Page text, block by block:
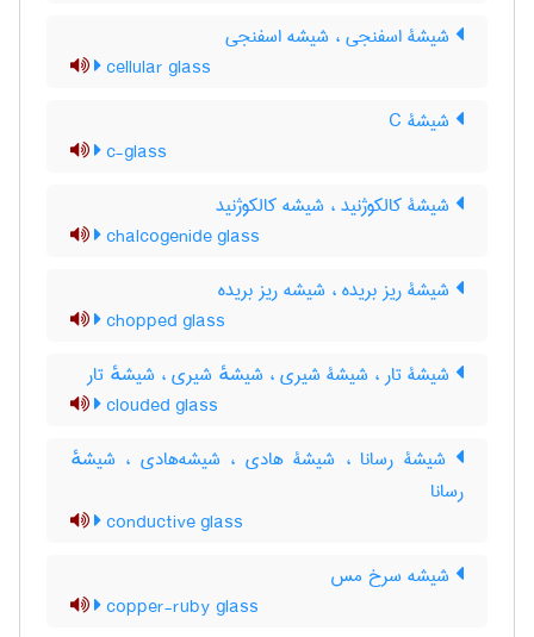
شیشۀ اسفنجی ، شیشه اسفنجی
cellular glass
شیشۀ C
c-glass
شیشۀ کالکوژنید ، شیشه کالکوژنید
chalcogenide glass
شیشۀ ریز بریده ، شیشه ریز بریده
chopped glass
شیشۀ تار ، شیشۀ شیری ، شیشهٔ شیری ، شیشهٔ تار
clouded glass
شیشۀ رسانا ، شیشۀ هادی ، شیشه‌هادی ، شیشهٔ
رسانا
conductive glass
شیشه سرخ مس
copper-ruby glass